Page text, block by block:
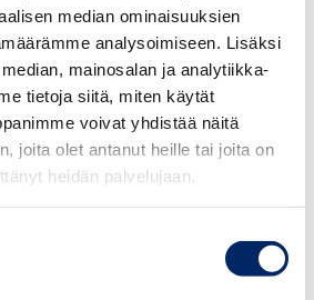
median ominaisuuksien
analysoimiseen. Lisäksi
mainosalan ja analytiikka-
tietoja siitä, miten käytät
voivat yhdistää näitä
joita olet antanut heille tai joita on
heidän palvelujaan.
jonkin verran tilaa
Nymark-Pöykön mukaan
ovat ehdottomasti sen
täysin valmis. Siksi myös oman